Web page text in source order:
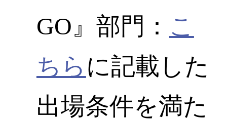
GO』部門： こ
ちら に記載した
出場条件を満た